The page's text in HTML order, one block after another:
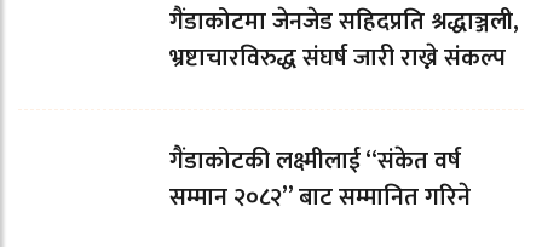
गैंडाकोटमा जेनजेड सहिदप्रति श्रद्धाञ्जली,
भ्रष्टाचारविरुद्ध संघर्ष जारी राख्ने संकल्प
गैंडाकोटकी लक्ष्मीलाई “संकेत वर्ष
सम्मान २०८२” बाट सम्मानित गरिने